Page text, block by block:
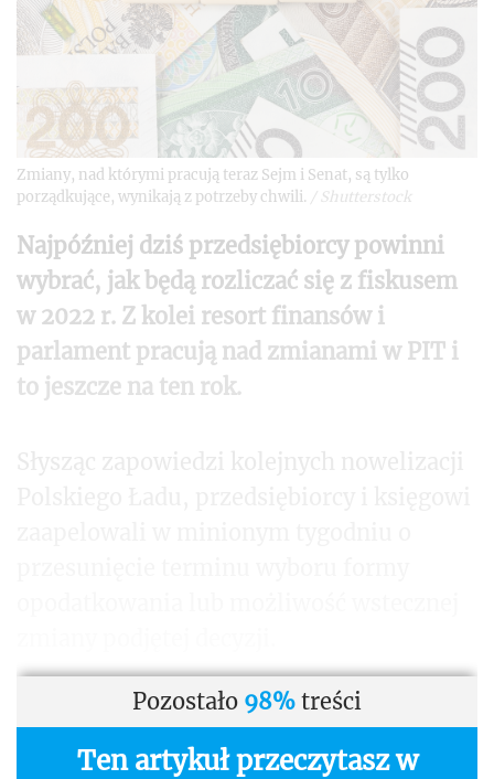
Zmiany, nad którymi pracują teraz Sejm i Senat, są tylko
porządkujące, wynikają z potrzeby chwili. / Shutterstock
Najpóźniej dziś przedsiębiorcy powinni
wybrać, jak będą rozliczać się z fiskusem
w 2022 r. Z kolei resort finansów i
parlament pracują nad zmianami w PIT i
to jeszcze na ten rok.
Pozostało 98% treści
Ten artykuł przeczytasz w